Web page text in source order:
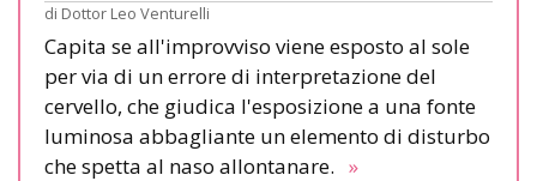
di Dottor Leo Venturelli
Capita se all'improvviso viene esposto al sole
per via di un errore di interpretazione del
cervello, che giudica l'esposizione a una fonte
luminosa abbagliante un elemento di disturbo
che spetta al naso allontanare. »